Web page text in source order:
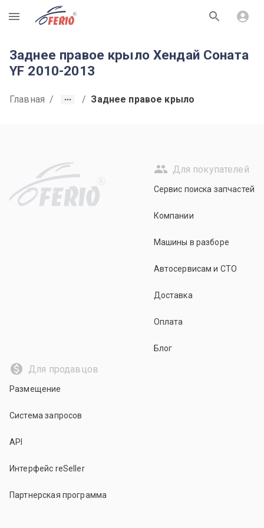
R
Заднее правое крыло Хендай Соната
YF 2010-2013
Главная / / Заднее правое крыло
R
Для покупателей
Сервис поиска запчастей
Компании
Машины в разборе
Автосервисам и СТО
Доставка
Оплата
Блог
Для продавцов
Размещение
Система запросов
API
Интерфейс reSeller
Партнерская программа